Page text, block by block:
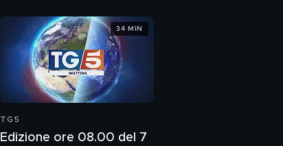
TG5
Edizione ore 08.00 del 7
34 MIN